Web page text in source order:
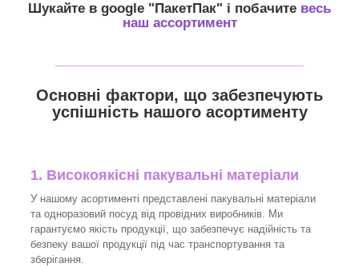
Шукайте в google "ПакетПак" і побачите весь
наш ассортимент
Основні фактори, що забезпечують
успішність нашого асортименту
1. Високоякісні пакувальні матеріали
У нашому асортименті представлені пакувальні матеріали
та одноразовий посуд від провідних виробників. Ми
гарантуємо якість продукції, що забезпечує надійність та
безпеку вашої продукції під час транспортування та
зберігання.